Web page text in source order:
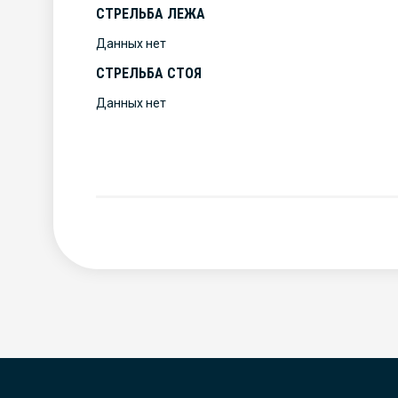
СТРЕЛЬБА ЛЕЖА
Данных нет
СТРЕЛЬБА СТОЯ
Данных нет